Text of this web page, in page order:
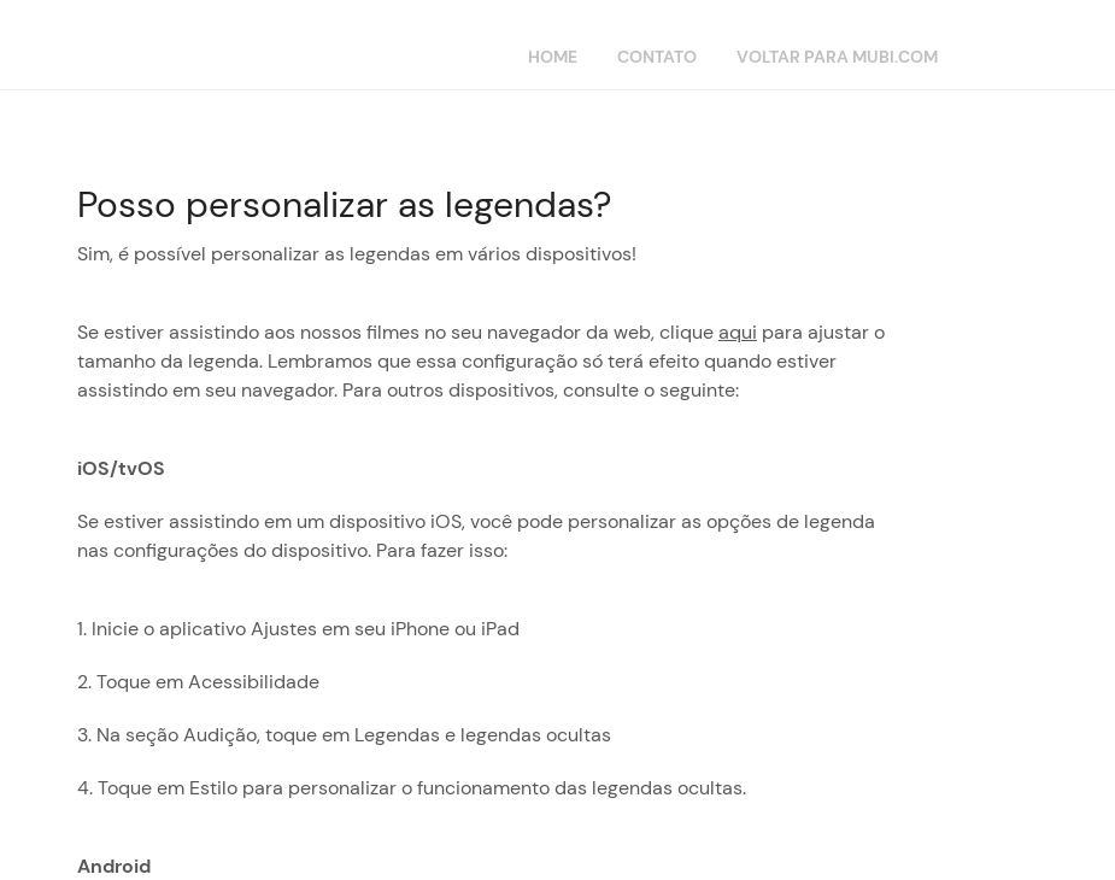
HOME CONTATO VOLTAR PARA MUBI.COM
Posso personalizar as legendas?
Sim, é possível personalizar as legendas em vários dispositivos!
Se estiver assistindo aos nossos filmes no seu navegador da web, cliqueaqui para ajustar o
tamanho da legenda. Lembramos que essa configuração só terá efeito quando estiver
assistindo em seu navegador. Para outros dispositivos, consulte o seguinte:
iOS/tvOS
Se estiver assistindo em um dispositivo iOS, você pode personalizar as opções de legenda
nas configurações do dispositivo. Para fazer isso:
1. Inicie o aplicativo Ajustes em seu iPhone ou iPad
2. Toque em Acessibilidade
3. Na seção Audição, toque em Legendas e legendas ocultas
4. Toque em Estilo para personalizar o funcionamento das legendas ocultas.
Android